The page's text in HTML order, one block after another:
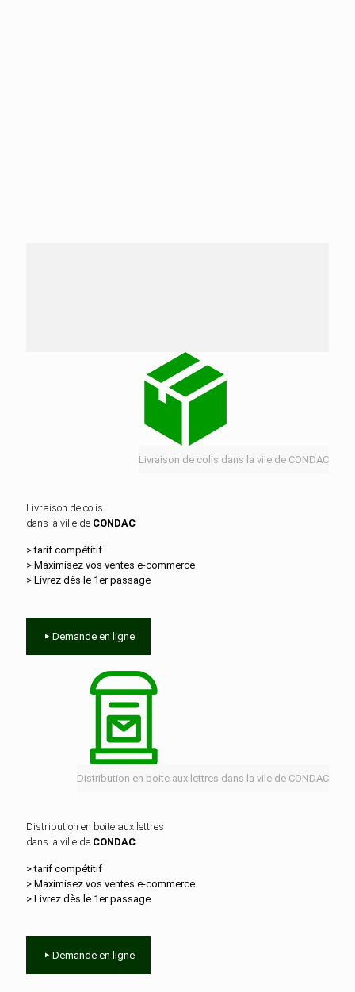
Livraison de colis dans la vile de CONDAC
Livraison de colis
dans la ville de CONDAC
> tarif compétitif
> Maximisez vos ventes e‑commerce
> Livrez dès le 1er passage
Demande en ligne
Distribution en boite aux lettres dans la vile de CONDAC
Distribution en boite aux lettres
dans la ville de CONDAC
> tarif compétitif
> Maximisez vos ventes e‑commerce
> Livrez dès le 1er passage
Demande en ligne